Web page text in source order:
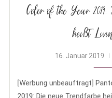
Color of the Year
heißt
16. Januar 2019
[Werbung unbeauftragt]
2019: Die neue Trendfarbe